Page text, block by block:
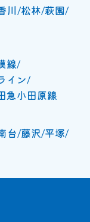
川 松林 萩園
線
イン
急小田原線
台 藤沢 平塚